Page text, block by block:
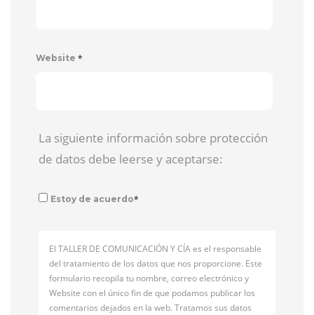
Website *
La siguiente información sobre protección
de datos debe leerse y aceptarse:
Estoy de acuerdo*
El TALLER DE COMUNICACIÓN Y CÍA es el responsable
del tratamiento de los datos que nos proporcione. Este
formulario recopila tu nombre, correo electrónico y
Website con el único fin de que podamos publicar los
comentarios dejados en la web. Tratamos sus datos